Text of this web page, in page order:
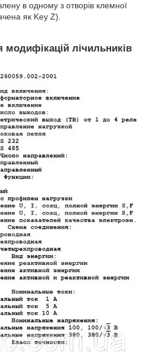
в одному з отворів клемної
як Key Z).
лічильників